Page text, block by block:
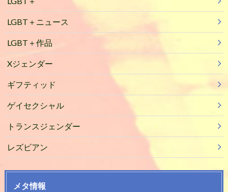
LGBT＋ニュース
LGBT＋作品
Xジェンダー
ギフティッド
ゲイセクシャル
トランスジェンダー
レズビアン
メタ情報